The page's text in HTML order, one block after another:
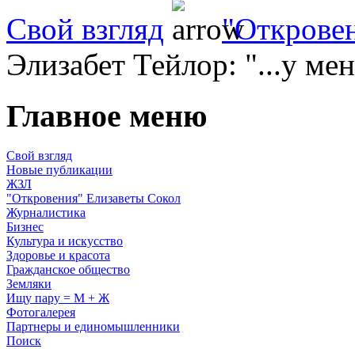
Свой взгляд
Элизабет Тейлор: "...у
Главное меню
Свой взгляд
Новые публикации
ЖЗЛ
"Откровения" Елизаветы Сокол
Журналистика
Бизнес
Культура и искусство
Здоровье и красота
Гражданское общество
Земляки
Ищу пару = М + Ж
Фотогалерея
Партнеры и единомышленники
Поиск